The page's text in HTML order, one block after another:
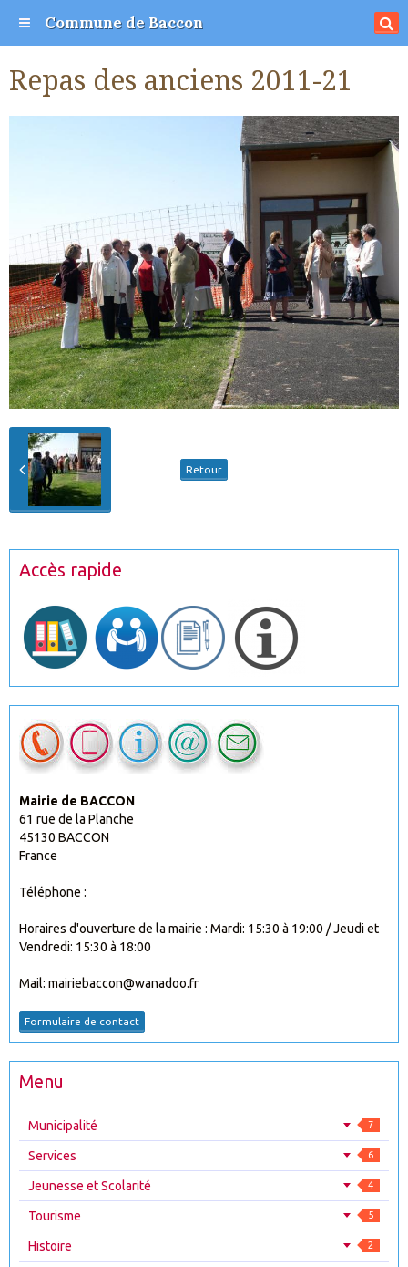
Commune de Baccon
Repas des anciens 2011-21
Retour
Accès rapide
Mairie de BACCON
61 rue de la Planche
45130 BACCON
France
Téléphone :
Horaires d'ouverture de la mairie : Mardi: 15:30 à 19:00 / Jeudi et
Vendredi: 15:30 à 18:00
Mail: mairiebaccon@wanadoo.fr
Formulaire de contact
Menu
Municipalité 7
Services 6
Jeunesse et Scolarité 4
Tourisme 5
Histoire 2